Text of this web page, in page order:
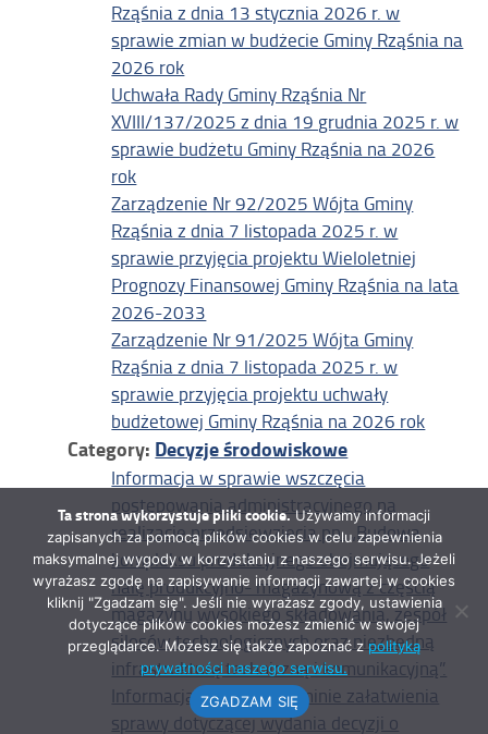
Rząśnia z dnia 13 stycznia 2026 r. w
sprawie zmian w budżecie Gminy Rząśnia na
2026 rok
Uchwała Rady Gminy Rząśnia Nr
XVIII/137/2025 z dnia 19 grudnia 2025 r. w
sprawie budżetu Gminy Rząśnia na 2026
rok
Zarządzenie Nr 92/2025 Wójta Gminy
Rząśnia z dnia 7 listopada 2025 r. w
sprawie przyjęcia projektu Wieloletniej
Prognozy Finansowej Gminy Rząśnia na lata
2026-2033
Zarządzenie Nr 91/2025 Wójta Gminy
Rząśnia z dnia 7 listopada 2025 r. w
sprawie przyjęcia projektu uchwały
budżetowej Gminy Rząśnia na 2026 rok
Category: Decyzje środowiskowe
Informacja w sprawie wszczęcia
postępowania administracyjnego na
realizację przedsięwzięcia pn. „Budowa
kompleksu produkcyjnego obejmującego
halę produkcyjno- magazynową z częścią
magazynu wysokiego składowania, zespół
silosów technologicznych oraz niezbędną
infrastrukturę techniczną i komunikacyjną”.
Informacja o nowym terminie załatwienia
sprawy dotyczącej wydania decyzji o
Ta strona wykorzystuje pliki cookie.Używamy informacji
zapisanych za pomocą plików cookies w celu zapewnienia
maksymalnej wygody w korzystaniu z naszego serwisu. Jeżeli
wyrażasz zgodę na zapisywanie informacji zawartej w cookies
kliknij "Zgadzam się". Jeśli nie wyrażasz zgody, ustawienia
dotyczące plików cookies możesz zmienić w swojej
przeglądarce. Możesz się także zapoznać zpolityką
prywatności naszego serwisu.
ZGADZAM SIĘ